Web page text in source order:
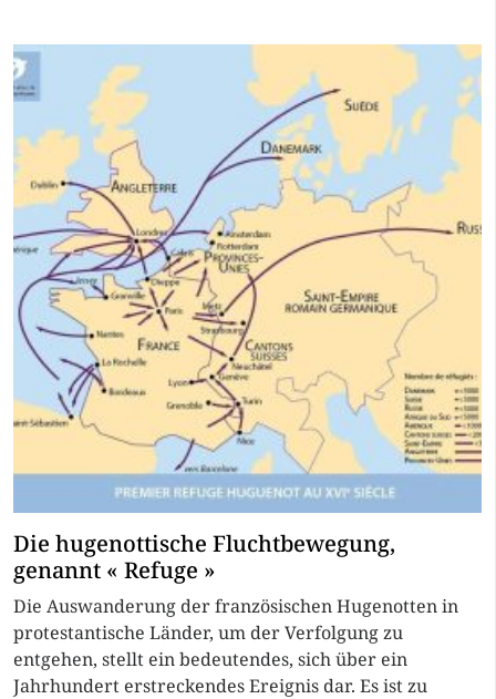
Die hugenottische Fluchtbewegung,
genannt « Refuge »
Die Auswanderung der französischen Hugenotten in
protestantische Länder, um der Verfolgung zu
entgehen, stellt ein bedeutendes, sich über ein
Jahrhundert erstreckendes Ereignis dar. Es ist zu